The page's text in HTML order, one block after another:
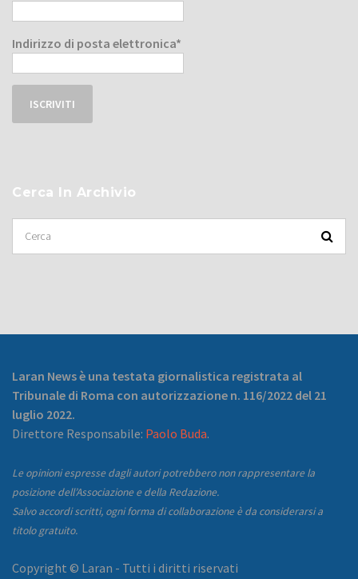
Indirizzo di posta elettronica*
Cerca In Archivio
Laran News è una testata giornalistica registrata al
Tribunale di Roma con autorizzazione n. 116/2022 del 21
luglio 2022.
Direttore Responsabile: Paolo Buda.
Le opinioni espresse dagli autori potrebbero non rappresentare la
posizione dell’Associazione e della Redazione.
Salvo accordi scritti, ogni forma di collaborazione è da considerarsi a
titolo gratuito.
Copyright © Laran - Tutti i diritti riservati